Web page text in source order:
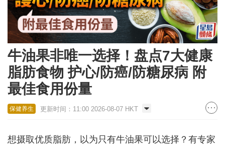
牛油果非唯一选择！盘点7大健康
脂肪食物 护心/防癌/防糖尿病 附
最佳食用份量
保健养生 更新时间：11:00 2026-08-07 HKT
想摄取优质脂肪，以为只有牛油果可以选择？有专家